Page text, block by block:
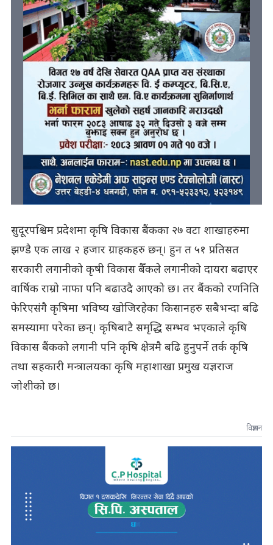
सुदूरपश्चिम प्रदेशमा कृषि विकास बैंकका २७ वटा शाखाहरुमा
झण्डै एक लाख २ हजार ग्राहकहरु छन्। हुन त ५१ प्रतिसत
सरकारी लगानीको कृषी विकास बैँकले लगानीको दायरा बढाएर
वार्षिक राम्रो नाफा पनि बढाउदै आएको छ। तर बैंकको रणनिति
फेरिएसंगै कृषिमा भविष्य खोजिरहेका किसानहरु सबैभन्दा बढि
समस्यामा परेका छन्। कृषिबाटै समृद्धि सम्भव भएकाले कृषि
विकास बैंकको लगानी पनि कृषि क्षेत्रमै बढि हुनुपर्ने तर्क कृषि
तथा सहकारी मन्त्रालयका कृषि महाशाखा प्रमुख यज्ञराज
जोशीको छ।
विज्ञापन